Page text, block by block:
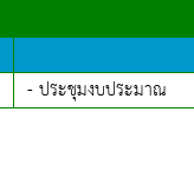
- ประชุมงบประมาณ